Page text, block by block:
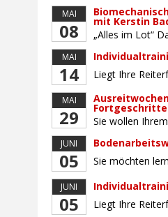
MAI
08
mit Kerstin
MAI
14
MAI
29
JUNI
05
JUNI
05